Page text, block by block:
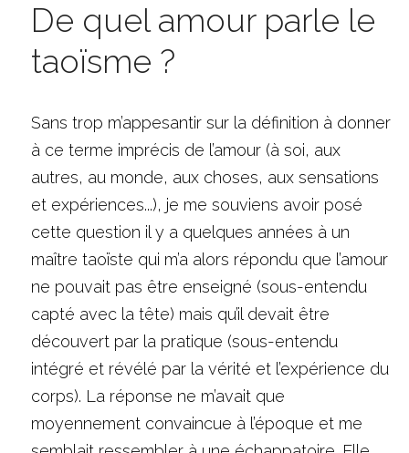
De quel amour parle le
taoïsme ?
Sans trop m’appesantir sur la définition à donner
à ce terme imprécis de l’amour (à soi, aux
autres, au monde, aux choses, aux sensations
et expériences...), je me souviens avoir posé
cette question il y a quelques années à un
maître taoïste qui m’a alors répondu que l’amour
ne pouvait pas être enseigné (sous-entendu
capté avec la tête) mais qu’il devait être
découvert par la pratique (sous-entendu
intégré et révélé par la vérité et l’expérience du
corps). La réponse ne m’avait que
moyennement convaincue à l’époque et me